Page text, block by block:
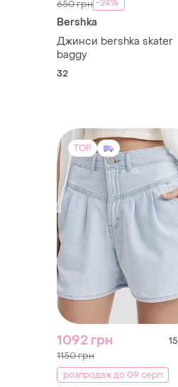
650 грн -24%
Bershka
Джинси bershka skater
baggy
32
TOP
1092 грн 15
1150 грн
розпродаж до 09 серп